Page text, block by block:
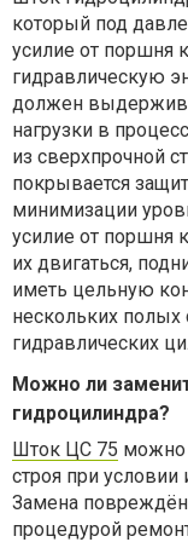
который под
усилие от поршня
гидравлическую
должен
нагрузки в
из сверхпрочной
покрывается
минимизации
усилие от поршня
их двигаться,
иметь цельную
нескольких полых
гидравлических
Можно ли
гидроцилиндра?
Шток ЦС 75 можно
строя при условии
Замена
процедурой